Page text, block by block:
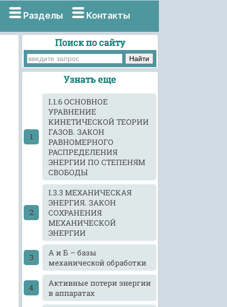
Разделы Контакты
Поиск по сайту
Узнать еще
I.1.6 ОСНОВНОЕ
УРАВНЕНИЕ
КИНЕТИЧЕСКОЙ ТЕОРИИ
ГАЗОВ. ЗАКОН
РАВНОМЕРНОГО
РАСПРЕДЕЛЕНИЯ
ЭНЕРГИИ ПО СТЕПЕНЯМ
СВОБОДЫ
I.3.3 МЕХАНИЧЕСКАЯ
ЭНЕРГИЯ. ЗАКОН
СОХРАНЕНИЯ
МЕХАНИЧЕСКОЙ
ЭНЕРГИИ
А и Б – базы
механической обработки
Активные потери энергии
в аппаратах